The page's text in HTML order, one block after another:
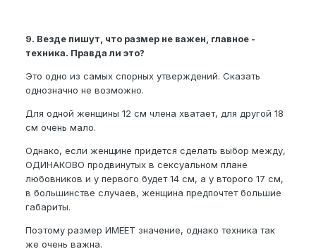
9. Везде пишут, что размер не важен, главное -
техника. Правда ли это?
Это одно из самых спорных утверждений. Сказать
однозначно не возможно.
Для одной женщины 12 см члена хватает, для другой 18
см очень мало.
Однако, если женщине придется сделать выбор между,
ОДИНАКОВО продвинутых в сексуальном плане
любовников и у первого будет 14 см, а у второго 17 см,
в большинстве случаев, женщина предпочтет большие
габариты.
Поэтому размер ИМЕЕТ значение, однако техника так
же очень важна.